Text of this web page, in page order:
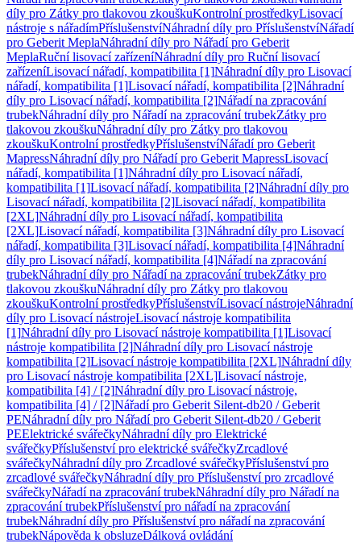
díly pro Zátky pro tlakovou zkouškuKontrolní prostředkyLisovací
nástroje s nářadímPříslušenstvíNáhradní díly pro PříslušenstvíNářadí
pro Geberit MeplaNáhradní díly pro Nářadí pro Geberit
MeplaRuční lisovací zařízeníNáhradní díly pro Ruční lisovací
zařízeníLisovací nářadí, kompatibilita [1]Náhradní díly pro Lisovací
nářadí, kompatibilita [1]Lisovací nářadí, kompatibilita [2]Náhradní
díly pro Lisovací nářadí, kompatibilita [2]Nářadí na zpracování
trubekNáhradní díly pro Nářadí na zpracování trubekZátky pro
tlakovou zkouškuNáhradní díly pro Zátky pro tlakovou
zkouškuKontrolní prostředkyPříslušenstvíNářadí pro Geberit
MapressNáhradní díly pro Nářadí pro Geberit MapressLisovací
nářadí, kompatibilita [1]Náhradní díly pro Lisovací nářadí,
kompatibilita [1]Lisovací nářadí, kompatibilita [2]Náhradní díly pro
Lisovací nářadí, kompatibilita [2]Lisovací nářadí, kompatibilita
[2XL]Náhradní díly pro Lisovací nářadí, kompatibilita
[2XL]Lisovací nářadí, kompatibilita [3]Náhradní díly pro Lisovací
nářadí, kompatibilita [3]Lisovací nářadí, kompatibilita [4]Náhradní
díly pro Lisovací nářadí, kompatibilita [4]Nářadí na zpracování
trubekNáhradní díly pro Nářadí na zpracování trubekZátky pro
tlakovou zkouškuNáhradní díly pro Zátky pro tlakovou
zkouškuKontrolní prostředkyPříslušenstvíLisovací nástrojeNáhradní
díly pro Lisovací nástrojeLisovací nástroje kompatibilita
[1]Náhradní díly pro Lisovací nástroje kompatibilita [1]Lisovací
nástroje kompatibilita [2]Náhradní díly pro Lisovací nástroje
kompatibilita [2]Lisovací nástroje kompatibilita [2XL]Náhradní díly
pro Lisovací nástroje kompatibilita [2XL]Lisovací nástroje,
kompatibilita [4] / [2]Náhradní díly pro Lisovací nástroje,
kompatibilita [4] / [2]Nářadí pro Geberit Silent-db20 / Geberit
PENáhradní díly pro Nářadí pro Geberit Silent-db20 / Geberit
PEElektrické svářečkyNáhradní díly pro Elektrické
svářečkyPříslušenství pro elektrické svářečkyZrcadlové
svářečkyNáhradní díly pro Zrcadlové svářečkyPříslušenství pro
zrcadlové svářečkyNáhradní díly pro Příslušenství pro zrcadlové
svářečkyNářadí na zpracování trubekNáhradní díly pro Nářadí na
zpracování trubekPříslušenství pro nářadí na zpracování
trubekNáhradní díly pro Příslušenství pro nářadí na zpracování
trubekNápověda k obsluzeDálková ovládání